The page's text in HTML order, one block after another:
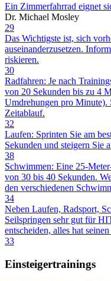
Ein Zimmerfahrrad eignet
Dr. Michael Mosley
29
Das Wichtigste ist, sich
auseinanderzusetzen.
riskieren.
30
Radfahren: Je nach
von 20 Sekunden bis zu 4
Umdrehungen pro Minute).
Zeitablauf.
32
Laufen: Sprinten Sie am
Sekunden und steigern Sie
38
Schwimmen: Eine 25-
von 30 bis 40 Sekunden.
den verschiedenen
34
Neben Laufen, Radsport,
Seilspringen sehr gut für
entscheiden, alles hat
33
Einsteigertrainings